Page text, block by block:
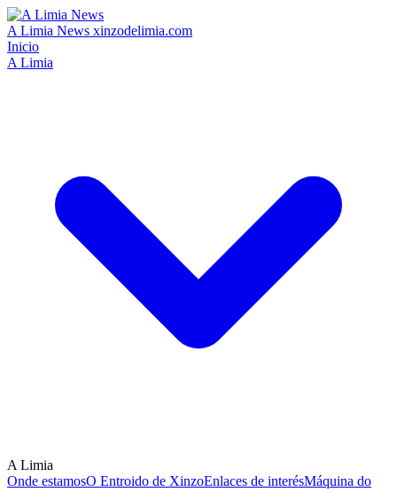
A Limia News xinzodelimia.com
Inicio
A Limia
A Limia
Onde estamosO Entroido de XinzoEnlaces de interésMáquina do